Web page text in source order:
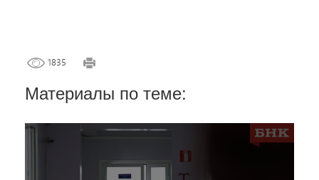
1835
Материалы по теме: